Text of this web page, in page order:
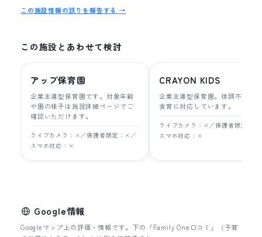
この施設情報の誤りを報告する →
この施設とあわせて検討
アップ保育園
企業主導型保育園です。対象年齢
や園の様子は施設詳細ページでご
確認いただけます。
ライブカメラ：×／保護者限定：×／
スマホ対応：×
CRAYON KIDS
企業主導型保育園。体調不良児
食育に対応しています。
ライブカメラ：×／保護者限定：×
スマホ対応：×
Google情報
Googleマップ上の評価・情報です。下の「Family One口コミ」（子育